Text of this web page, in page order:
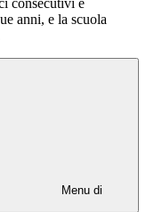
consecutivi e
anni, e la scuola
Menu di